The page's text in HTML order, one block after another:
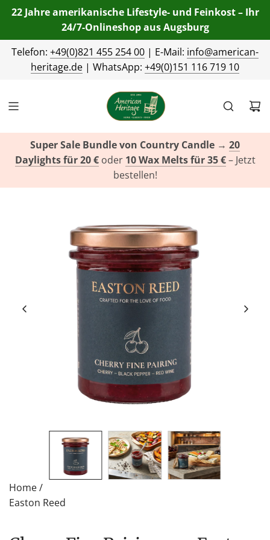
22 Jahre amerikanische Lifestyle- und Feinkost – Ihr
24/7-Onlineshop aus Augsburg
Telefon: +49(0)821 455 254 00 | E-Mail: info@american-
heritage.de | WhatsApp: +49(0)151 116 719 10
Super Sale Bundle von Country Candle → 20
Daylights für 20 €oder 10 Wax Melts für 35 €– Jetzt
bestellen!
Home/
Easton Reed